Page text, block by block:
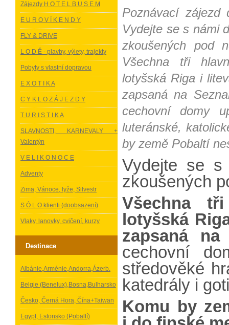
Zájezdy H O T E L B U S E M
E U R O V Í K E N D Y
FLY & DRIVE
L O D Ě - plavby, výlety, trajekty
Pobyty s vlastní dopravou
E X O T I K A
C Y K L O Z Á J E Z D Y
T U R I S T I K A
SLAVNOSTI, KARNEVALY +
Valentýn
V E L I K O N O C E
Adventy
Zima, Vánoce, lyže, Silvestr
S Ó L O klienti (doobsazení)
Vlaky, lanovky, cvičení, kurzy
Destinace
Albánie,Arménie,Andorra,Ázerb.
Belgie (Benelux),Bosna,Bulharsko
Česko, Černá Hora, Čína+Taiwan
Egypt, Estonsko (Pobaltí)
Poznávací zájezd
Vydejte se s námi
zkoušených pod
Všechna tři
lotyšská Riga i
zapsaná na
cechovní domy
luteránské,
by země Pobaltí
Vydejte se s
zkoušených
Všechna
lotyšská
zapsaná na
cechovní
středověké
katedrály i
Komu by